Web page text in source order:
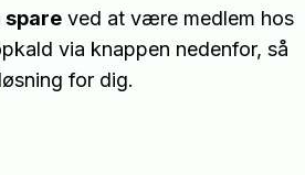
spare ved at være medlem hos
via knappen nedenfor, så
for dig.